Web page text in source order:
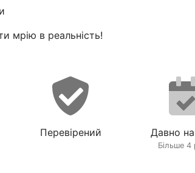
мрію в реальність!
Перевірений Давно на
Більше 4